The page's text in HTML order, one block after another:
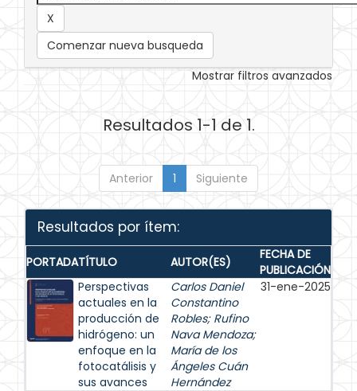
Comenzar nueva busqueda
Mostrar filtros avanzados
Resultados 1-1 de 1.
Anterior 1 Siguiente
Resultados por ítem:
PORTADATÍTULO AUTOR(ES)
FECHA DE
PUBLICACIÓN
Perspectivas
actuales en la
producción de
hidrógeno: un
enfoque en la
fotocatálisis y
sus avances
Carlos Daniel
Constantino
Robles; Rufino
Nava Mendoza;
María de los
Ángeles Cuán
Hernández
31-ene-2025